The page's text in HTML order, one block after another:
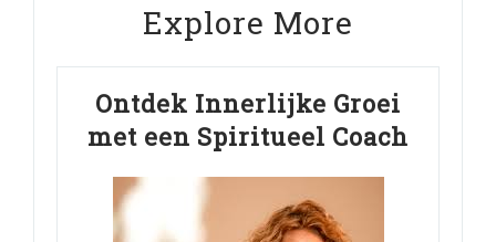
Explore More
Ontdek Innerlijke Groei
met een Spiritueel Coach